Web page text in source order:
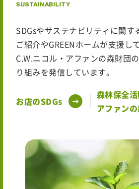
SUSTAINABILITY
SDGsやサステナビリティに関す
ご紹介やGREENホームが支援し
C.W.ニコル・アファンの森財団
り組みを発信しています。
お店のSDGs
森林保全
アファン